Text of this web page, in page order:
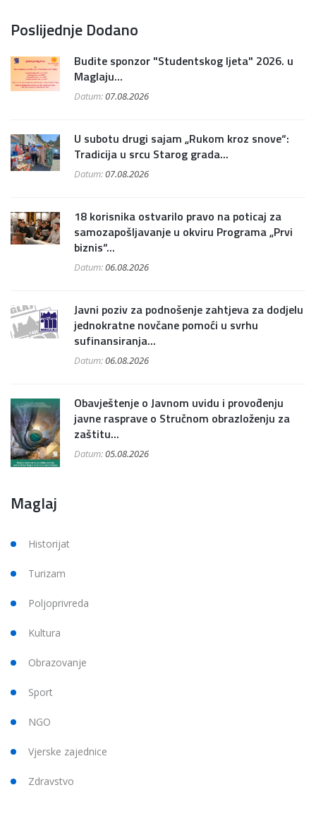
Poslijednje Dodano
Budite sponzor "Studentskog ljeta" 2026. u
Maglaju...
Datum:07.08.2026
U subotu drugi sajam „Rukom kroz snove“:
Tradicija u srcu Starog grada...
Datum:07.08.2026
18 korisnika ostvarilo pravo na poticaj za
samozapošljavanje u okviru Programa „Prvi
biznis“...
Datum:06.08.2026
Javni poziv za podnošenje zahtjeva za dodjelu
jednokratne novčane pomoći u svrhu
sufinansiranja...
Datum:06.08.2026
Obavještenje o Javnom uvidu i provođenju
javne rasprave o Stručnom obrazloženju za
zaštitu...
Datum:05.08.2026
Maglaj
Historijat
Turizam
Poljoprivreda
Kultura
Obrazovanje
Sport
NGO
Vjerske zajednice
Zdravstvo